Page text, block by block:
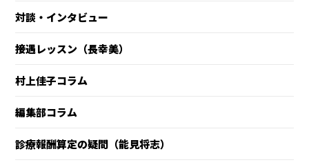
対談・インタビュー
接遇レッスン（長幸美）
村上佳子コラム
編集部コラム
診療報酬算定の疑問（能見将志）